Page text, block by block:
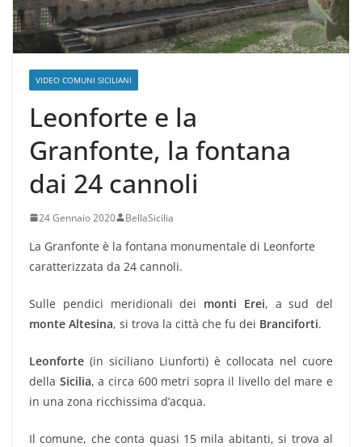
VIDEO COMUNI SICILIANI
Leonforte e la
Granfonte, la fontana
dai 24 cannoli
24 Gennaio 2020 BellaSicilia
La Granfonte è la fontana monumentale di Leonforte
caratterizzata da 24 cannoli.
Sulle pendici meridionali dei monti Erei, a sud del
monte Altesina, si trova la città che fu dei Branciforti.
Leonforte (in siciliano Liunforti) è collocata nel cuore
della Sicilia, a circa 600 metri sopra il livello del mare e
in una zona ricchissima d’acqua.
Il comune, che conta quasi 15 mila abitanti, si trova al